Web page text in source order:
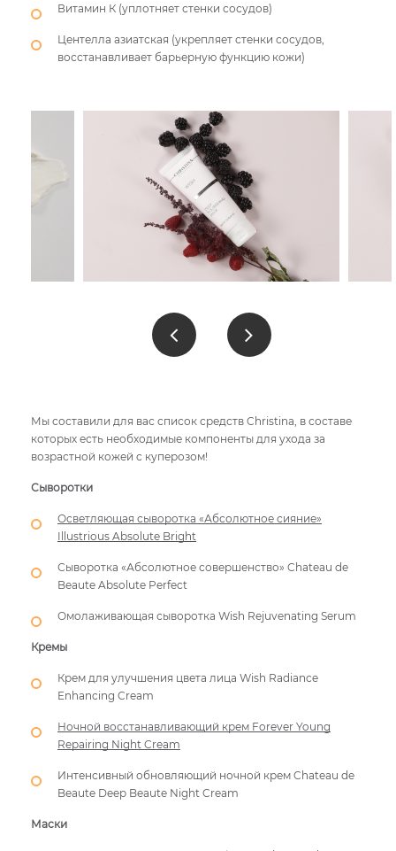
Витамин К (уплотняет стенки сосудов)
Центелла азиатская (укрепляет стенки сосудов,
восстанавливает барьерную функцию кожи)
Мы составили для вас список средств Christinа, в составе
которых есть необходимые компоненты для ухода за
возрастной кожей с куперозом!
Сыворотки
Осветляющая сыворотка «Абсолютное сияние»
Illustrious Absolute Bright
Сыворотка «Абсолютное совершенство» Chateau de
Beaute Absolute Perfect
Омолаживающая сыворотка Wish Rejuvenating Serum
Кремы
Крем для улучшения цвета лица Wish Radiance
Enhancing Cream
Ночной восстанавливающий крем Forever Young
Repairing Night Cream
Интенсивный обновляющий ночной крем Chateau de
Beaute Deep Beaute Night Cream
Маски